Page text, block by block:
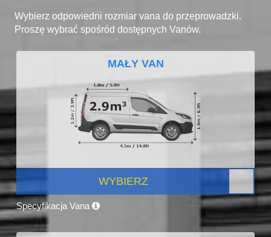
Wybierz odpowiedni rozmiar vana do przeprowadzki.
Proszę wybrać spośród dostępnych Vanów.
MAŁY VAN
WYBIERZ
Specyfikacja Vana